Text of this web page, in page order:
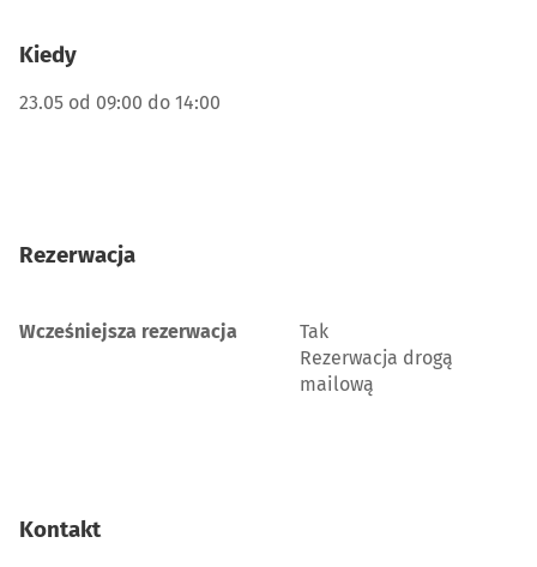
Kiedy
23.05 od 09:00 do 14:00
Rezerwacja
Wcześniejsza rezerwacja
Tak
Rezerwacja drogą
mailową
Kontakt